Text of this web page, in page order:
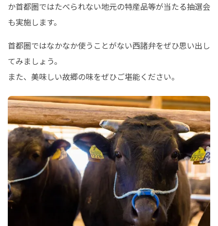
か首都圏ではたべられない地元の特産品等が当たる抽選会
も実施します。
首都圏ではなかなか使うことがない西諸弁をぜひ思い出し
てみましょう。
また、美味しい故郷の味をぜひご堪能ください。